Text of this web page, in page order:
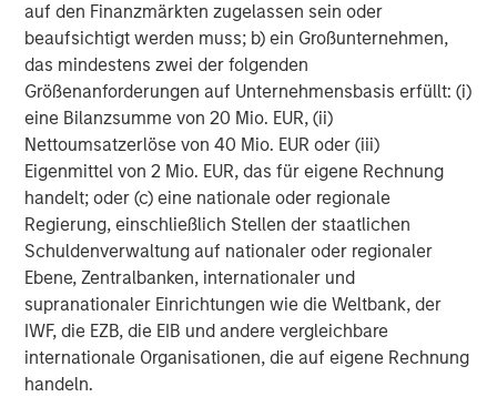
auf den Finanzmärkten zugelassen sein oder
beaufsichtigt werden muss; b) ein Großunternehmen,
das mindestens zwei der folgenden
Größenanforderungen auf Unternehmensbasis erfüllt: (i)
eine Bilanzsumme von 20 Mio. EUR, (ii)
Nettoumsatzerlöse von 40 Mio. EUR oder (iii)
Eigenmittel von 2 Mio. EUR, das für eigene Rechnung
handelt; oder (c) eine nationale oder regionale
Regierung, einschließlich Stellen der staatlichen
Schuldenverwaltung auf nationaler oder regionaler
Ebene, Zentralbanken, internationaler und
supranationaler Einrichtungen wie die Weltbank, der
IWF, die EZB, die EIB und andere vergleichbare
internationale Organisationen, die auf eigene Rechnung
handeln.
Unterschiedliche Auswirkungen auf einzelne Länder und
politische Reaktionen
Der daraus resultierende Energieschock brachte für die
Volkswirtschaften der Schwellenländer zusätzliche
Komplexität mit sich, mit uneinheitlichen Auswirkungen in
den einzelnen Regionen. Ölexporteure außerhalb des
Nahen Ostens, darunter Kasachstan, Nigeria und
Kolumbien, profitierten von höheren Ölpreisen. Im
Gegensatz dazu sahen sich energieimportierende Länder
wie Südkorea, Südafrika und Indien schlechteren
Handelsbedingungen, zunehmendem Inflationsdruck und
potenziellem Gegenwind für das Wachstum gegenüber.
Mehrere Länder in Südostasien führten kurz nach
Ausbruch des Konflikts politische Maßnahmen ein, um